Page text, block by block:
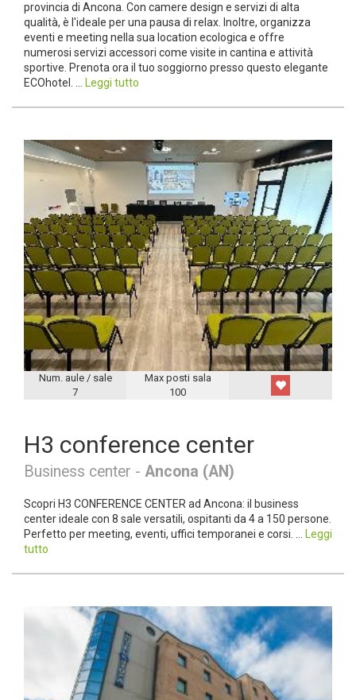
provincia di Ancona. Con camere design e servizi di alta
qualità, è l'ideale per una pausa di relax. Inoltre, organizza
eventi e meeting nella sua location ecologica e offre
numerosi servizi accessori come visite in cantina e attività
sportive. Prenota ora il tuo soggiorno presso questo elegante
ECOhotel. ...
Leggi tutto
Num. aule / sale
7
Max posti sala
100
H3 conference center
Business center - Ancona (AN)
Scopri H3 CONFERENCE CENTER ad Ancona: il business
center ideale con 8 sale versatili, ospitanti da 4 a 150 persone.
Perfetto per meeting, eventi, uffici temporanei e corsi. ...
Leggi
tutto